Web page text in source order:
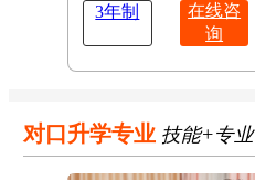
3年制
在线咨
询
对口升学专业 技能+专业